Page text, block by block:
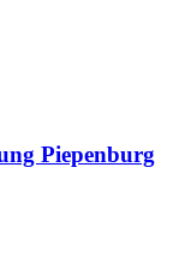
Piepenburg